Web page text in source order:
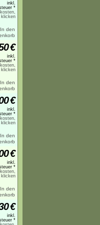
inkl.
*
klicken
€
inkl.
*
klicken
€
inkl.
*
klicken
€
inkl.
*
klicken
€
inkl.
*